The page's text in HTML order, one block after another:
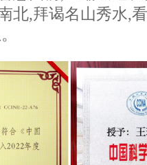
北,拜谒名山秀水,